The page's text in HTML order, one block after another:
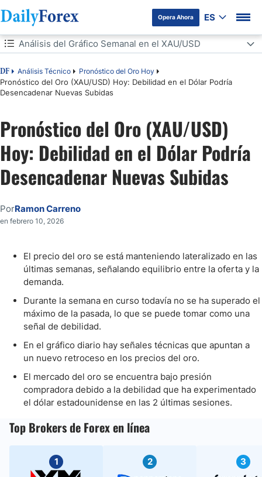
Opera Ahora ES
Tabla de contenidos
DF Análisis Técnico Pronóstico del Oro Hoy
Pronóstico del Oro (XAU/USD) Hoy: Debilidad en el Dólar Podría
Desencadenar Nuevas Subidas
Análisis del Gráfico Semanal en el XAU/USD
Análisis del Gráfico Semanal en el XAU/USD
Análisis del Gráfico Diario en el XAU/USD
Debilidad en el USD Podría Empujar los Precios del Oro al Alza
Pronóstico del Oro (XAU/USD)
Hoy: Debilidad en el Dólar Podría
Desencadenar Nuevas Subidas
PorRamon Carreno
en febrero 10, 2026
El precio del oro se está manteniendo lateralizado en las
últimas semanas, señalando equilibrio entre la oferta y la
demanda.
Durante la semana en curso todavía no se ha superado el
máximo de la pasada, lo que se puede tomar como una
señal de debilidad.
En el gráfico diario hay señales técnicas que apuntan a
un nuevo retroceso en los precios del oro.
El mercado del oro se encuentra bajo presión
compradora debido a la debilidad que ha experimentado
el dólar estadounidense en las 2 últimas sesiones.
Top Brokers de Forex en línea
1 2 3